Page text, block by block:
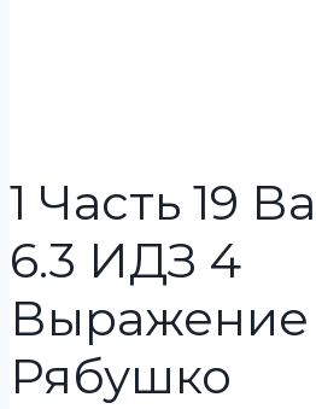
1 Часть 19
6.3 ИДЗ 4
Выражение
Рябушко